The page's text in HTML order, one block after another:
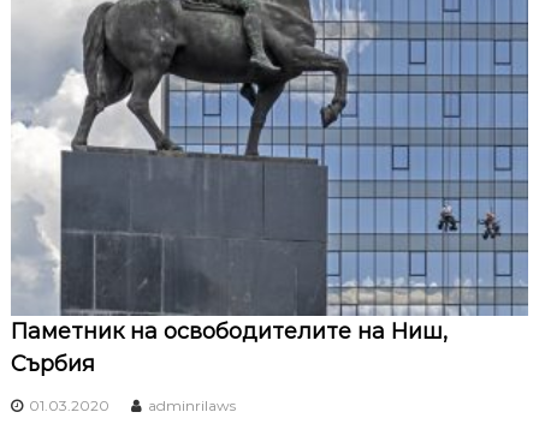
Паметник на освободителите на Ниш,
Сърбия
01.03.2020 adminrilaws